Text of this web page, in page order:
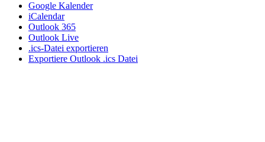
Google Kalender
iCalendar
Outlook 365
Outlook Live
.ics-Datei exportieren
Exportiere Outlook .ics Datei